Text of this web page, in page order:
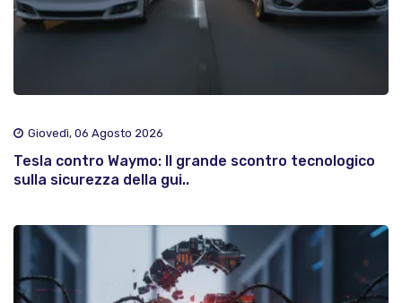
Giovedì, 06 Agosto 2026
Tesla contro Waymo: Il grande scontro tecnologico
sulla sicurezza della gui..